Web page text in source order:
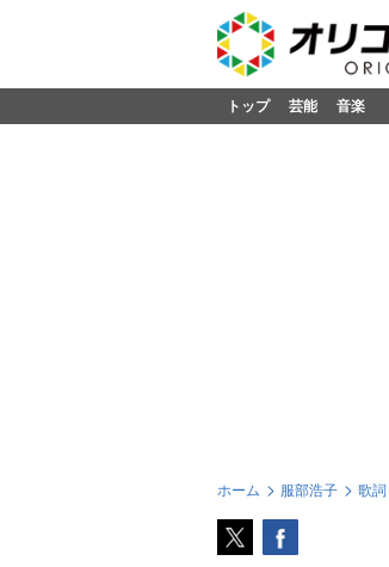
トップ 芸能 音楽
ホーム 服部浩子 歌詞